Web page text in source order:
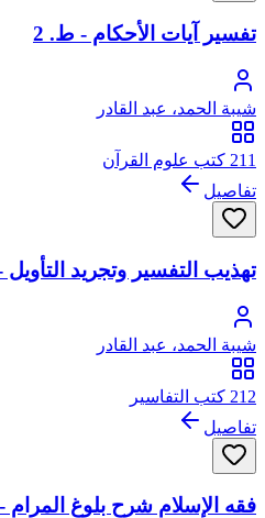
تفسير آيات الأحكام - ط. 2
شيبة الحمد، عبد القادر
211 كتب علوم القرآن
تفاصيل
تهذيب التفسير وتجريد التأويل
شيبة الحمد، عبد القادر
212 كتب التفاسير
تفاصيل
فقه الإسلام شرح بلوغ المرام